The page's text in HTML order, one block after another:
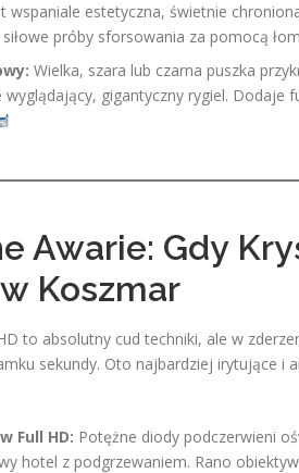
wspaniale estetyczna, świetnie
próby sforsowania za pomocą
Wielka, szara lub czarna puszka
gigantyczny rygiel. Dodaje
Awarie: Gdy
Koszmar
to absolutny cud techniki, ale w
sekundy. Oto najbardziej irytujące i
Full HD: Potężne diody podczerwieni
hotel z podgrzewaniem. Rano